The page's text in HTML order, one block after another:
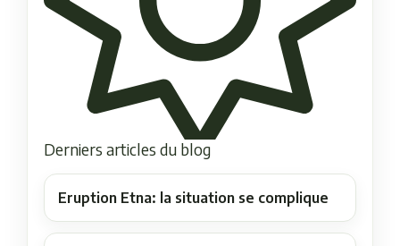
Derniers articles du blog
Eruption Etna: la situation se complique